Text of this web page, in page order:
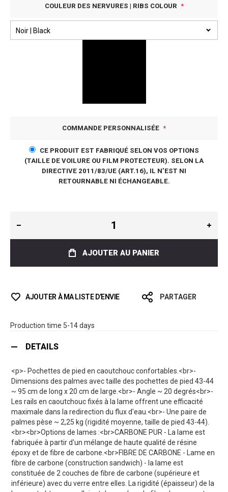
COULEUR DES NERVURES | RIBS COLOUR
COMMANDE PERSONNALISÉE
CE PRODUIT EST FABRIQUÉ SELON VOS OPTIONS
(TAILLE DE VOILURE OU FILM PROTECTEUR). SELON LA
DIRECTIVE 2011/83/UE (ART.16), IL N’EST NI
RETOURNABLE NI ÉCHANGEABLE.
AJOUTER AU PANIER
AJOUTER À MA LISTE D’ENVIE PARTAGER
Production time 5-14 days
DETAILS
<p>- Pochettes de pied en caoutchouc confortables.<br>-
Dimensions des palmes avec taille des pochettes de pied 43-44
~ 95 cm de long x 20 cm de large.<br>- Angle ~ 20 degrés<br>-
Les rails en caoutchouc fixés à la lame offrent une efficacité
maximale dans la redirection du flux d'eau.<br>- Une paire de
palmes pèse ~ 2,25 kg (rigidité moyenne, taille de pied 43-44).
<br><br>Options de lames :<br>CARBONE PUR - La lame est
fabriquée à partir d'un mélange de haute qualité de résine
époxy et de fibre de carbone.<br>FIBRE DE CARBONE - Lame en
fibre de carbone (construction sandwich) - la lame est
constituée de 2 couches de fibre de carbone (supérieure et
inférieure) avec du verre entre elles. La rigidité (épaisseur) de la